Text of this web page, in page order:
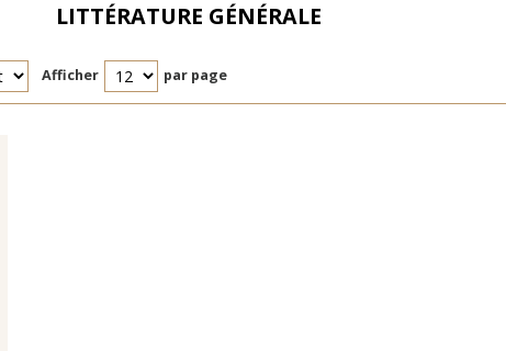
LITTÉRATURE GÉNÉRALE
Afficher par page